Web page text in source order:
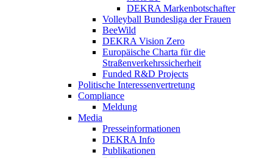
DEKRA Markenbotschafter
Volleyball Bundesliga der Frauen
BeeWild
DEKRA Vision Zero
Europäische Charta für die
Straßenverkehrssicherheit
Funded R&D Projects
Politische Interessenvertretung
Compliance
Meldung
Media
Presseinformationen
DEKRA Info
Publikationen